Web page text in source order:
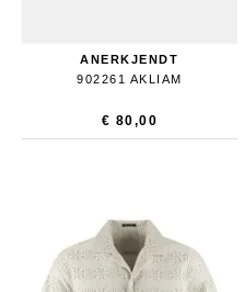
ANERKJENDT
902261 AKLIAM
€ 80,00